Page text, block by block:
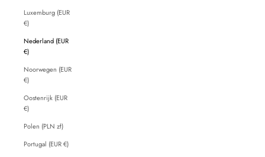
Luxemburg (EUR
€)
Nederland (EUR
€)
Noorwegen (EUR
€)
Oostenrijk (EUR
€)
Polen (PLN zł)
Portugal (EUR €)